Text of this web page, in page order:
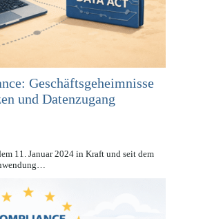
Geschäftsgeheimnisse
und Datenzugang
11. Januar 2024 in Kraft und seit dem